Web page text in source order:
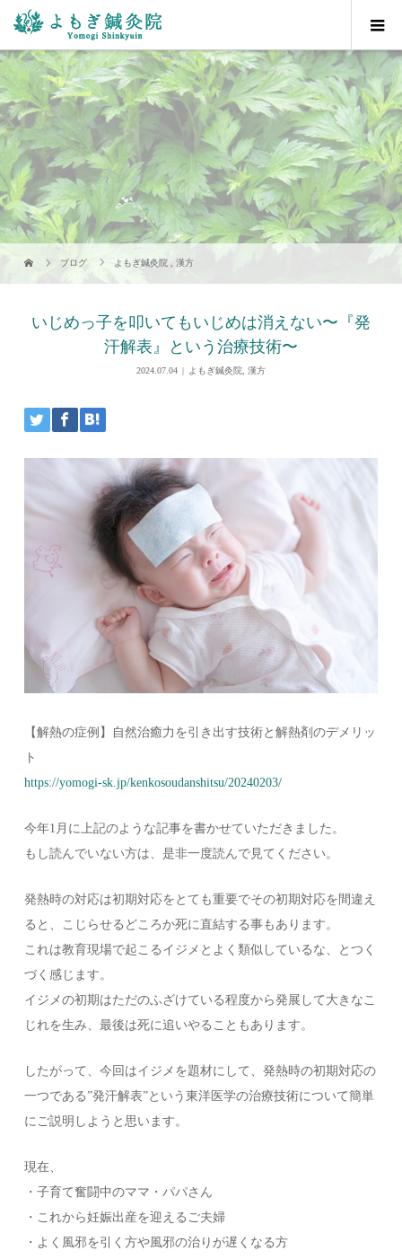
ブログ よもぎ鍼灸院 ,漢方
いじめっ子を叩いてもいじめは消えない〜『発
汗解表』という治療技術〜
2024.07.04 よもぎ鍼灸院, 漢方
【解熱の症例】自然治癒力を引き出す技術と解熱剤のデメリッ
ト
https://yomogi-sk.jp/kenkosoudanshitsu/20240203/
今年1月に上記のような記事を書かせていただきました。
もし読んでいない方は、是非一度読んで見てください。
発熱時の対応は初期対応をとても重要でその初期対応を間違え
ると、こじらせるどころか死に直結する事もあります。
これは教育現場で起こるイジメとよく類似しているな、とつく
づく感じます。
イジメの初期はただのふざけている程度から発展して大きなこ
じれを生み、最後は死に追いやることもあります。
したがって、今回はイジメを題材にして、発熱時の初期対応の
一つである”発汗解表”という東洋医学の治療技術について簡単
にご説明しようと思います。
現在、
・子育て奮闘中のママ・パパさん
・これから妊娠出産を迎えるご夫婦
・よく風邪を引く方や風邪の治りが遅くなる方